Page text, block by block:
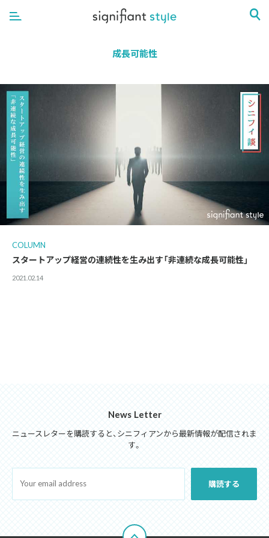
成長可能性
COLUMN
スタートアップ経営の連続性を生み出す「非連続な成長可能性」
2021.02.14
News Letter
ニュースレターを購読すると、シニフィアンから最新情報が配信されま
す。